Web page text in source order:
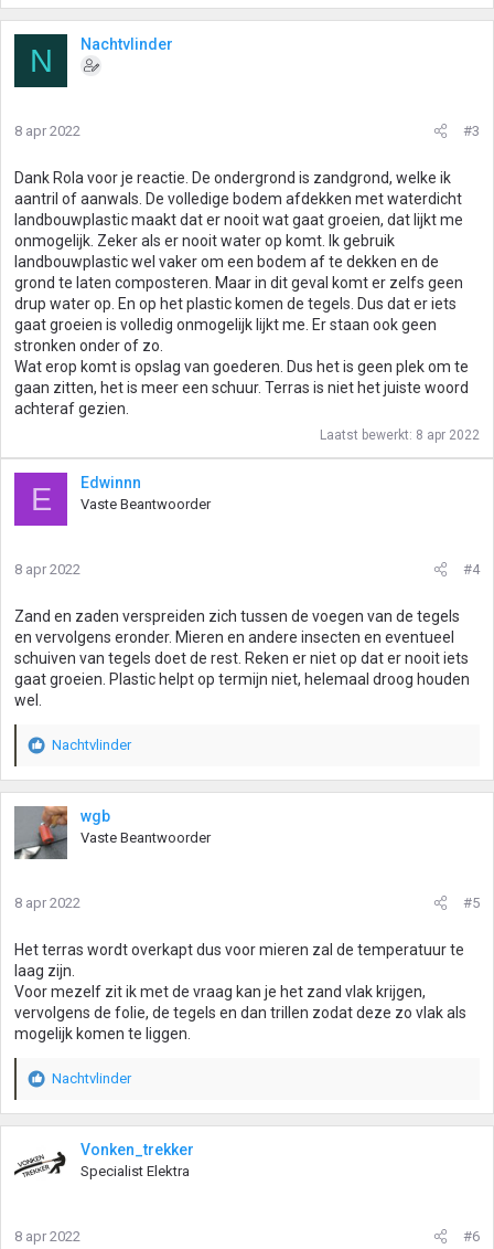
a
n
e
n
:
N Nachtvlinder
8 apr 2022 #3
Dank Rola voor je reactie. De ondergrond is zandgrond, welke ik
aantril of aanwals. De volledige bodem afdekken met waterdicht
landbouwplastic maakt dat er nooit wat gaat groeien, dat lijkt me
onmogelijk. Zeker als er nooit water op komt. Ik gebruik
landbouwplastic wel vaker om een bodem af te dekken en de
grond te laten composteren. Maar in dit geval komt er zelfs geen
drup water op. En op het plastic komen de tegels. Dus dat er iets
gaat groeien is volledig onmogelijk lijkt me. Er staan ook geen
stronken onder of zo.
Wat erop komt is opslag van goederen. Dus het is geen plek om te
gaan zitten, het is meer een schuur. Terras is niet het juiste woord
achteraf gezien.
Laatst bewerkt: 8 apr 2022
E Edwinnn
Vaste Beantwoorder
8 apr 2022 #4
Zand en zaden verspreiden zich tussen de voegen van de tegels
en vervolgens eronder. Mieren en andere insecten en eventueel
schuiven van tegels doet de rest. Reken er niet op dat er nooit iets
gaat groeien. Plastic helpt op termijn niet, helemaal droog houden
wel.
W
a
e
n
e
n
:
Nachtvlinder
wgb
Vaste Beantwoorder
8 apr 2022 #5
Het terras wordt overkapt dus voor mieren zal de temperatuur te
laag zijn.
Voor mezelf zit ik met de vraag kan je het zand vlak krijgen,
vervolgens de folie, de tegels en dan trillen zodat deze zo vlak als
mogelijk komen te liggen.
W
a
d
n
Nachtvlinder
Vonken_trekker
Specialist Elektra
8 apr 2022 #6